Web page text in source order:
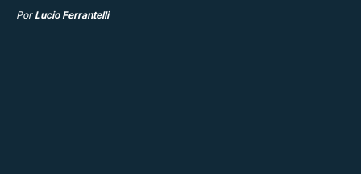
Por Lucio Ferrantelli